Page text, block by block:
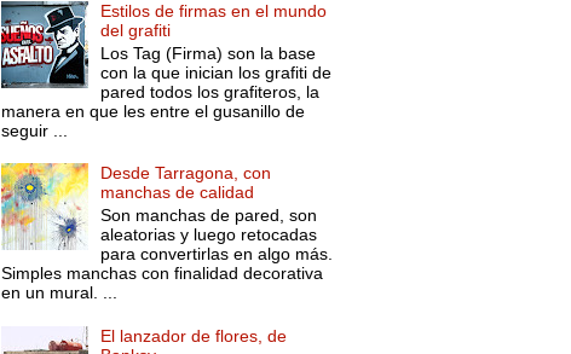
Estilos de firmas en el mundo
del grafiti
Los Tag (Firma) son la base
con la que inician los grafiti de
pared todos los grafiteros, la
manera en que les entre el gusanillo de
seguir ...
Desde Tarragona, con
manchas de calidad
Son manchas de pared, son
aleatorias y luego retocadas
para convertirlas en algo más.
Simples manchas con finalidad decorativa
en un mural. ...
El lanzador de flores, de